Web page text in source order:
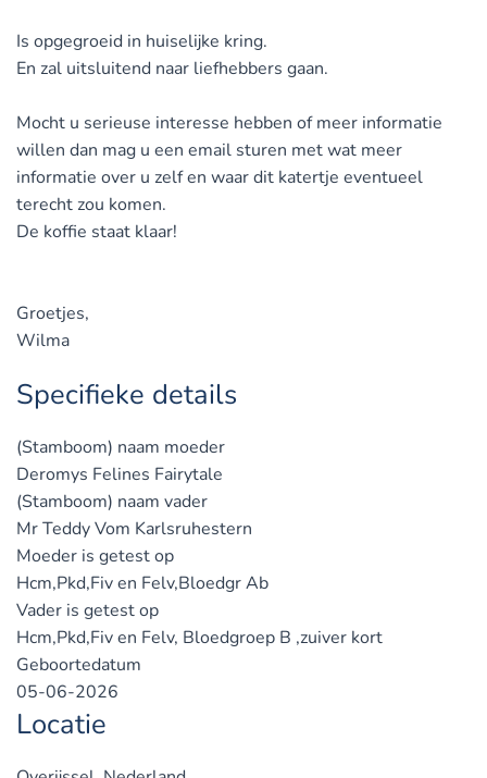
Is opgegroeid in huiselijke kring.
En zal uitsluitend naar liefhebbers gaan.
Mocht u serieuse interesse hebben of meer informatie
willen dan mag u een email sturen met wat meer
informatie over u zelf en waar dit katertje eventueel
terecht zou komen.
De koffie staat klaar!
Groetjes,
Wilma
Specifieke details
(Stamboom) naam moeder
Deromys Felines Fairytale
(Stamboom) naam vader
Mr Teddy Vom Karlsruhestern
Moeder is getest op
Hcm,Pkd,Fiv en Felv,Bloedgr Ab
Vader is getest op
Hcm,Pkd,Fiv en Felv, Bloedgroep B ,zuiver kort
Geboortedatum
05-06-2026
Locatie